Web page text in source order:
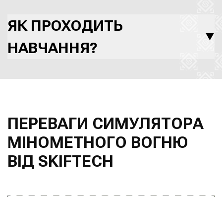
ЯК ПРОХОДИТЬ
НАВЧАННЯ?
ПЕРЕВАГИ СИМУЛЯТОРА
МІНОМЕТНОГО ВОГНЮ
ВІД SKIFTECH